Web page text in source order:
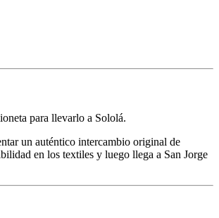
para llevarlo a Sololá.
un auténtico intercambio original de
en los textiles y luego llega a San Jorge